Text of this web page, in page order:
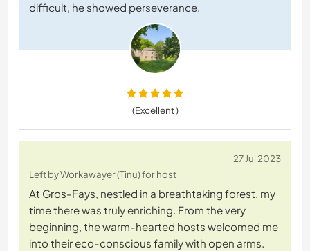
difficult, he showed perseverance.
(Excellent )
27 Jul 2023
Left by Workawayer (Tinu) for host
At Gros-Fays, nestled in a breathtaking forest, my
time there was truly enriching. From the very
beginning, the warm-hearted hosts welcomed me
into their eco-conscious family with open arms.